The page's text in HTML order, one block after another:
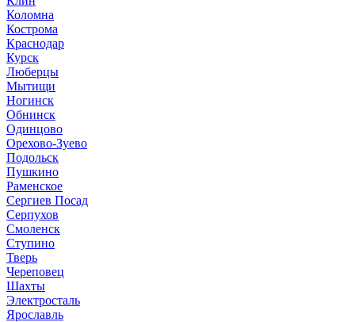
Коломна
Кострома
Краснодар
Курск
Люберцы
Мытищи
Ногинск
Обнинск
Одинцово
Орехово-Зуево
Подольск
Пушкино
Раменское
Сергиев Посад
Серпухов
Смоленск
Ступино
Тверь
Череповец
Шахты
Электросталь
Ярославль